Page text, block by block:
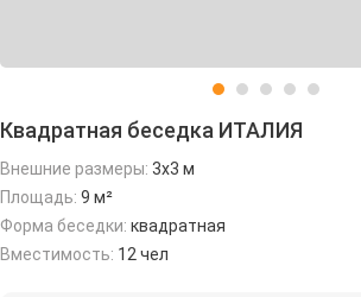
Квадратная беседка ИТАЛИЯ
Внешние размеры: 3х3 м
Площадь: 9 м²
Форма беседки: квадратная
Вместимость: 12 чел